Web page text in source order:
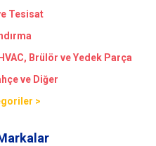
Tesisat
Brülör ve Yedek Parça
ve Diğer
>